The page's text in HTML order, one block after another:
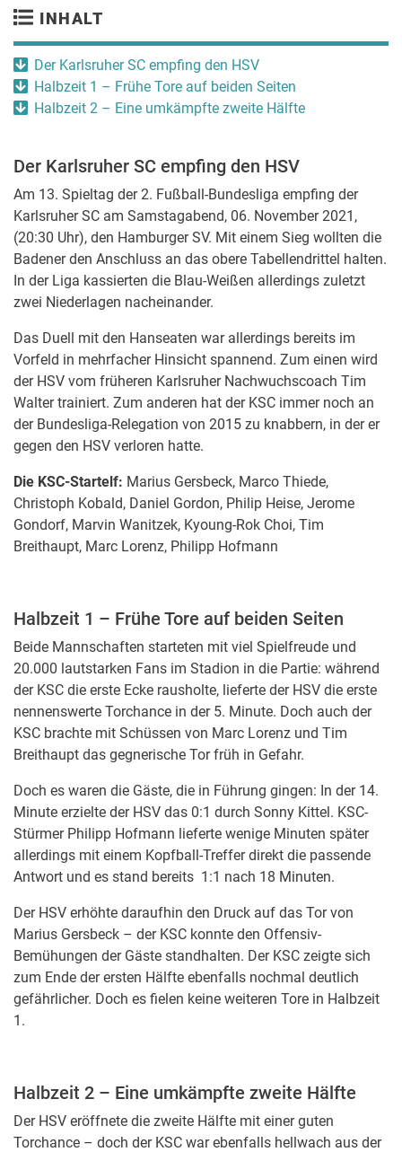
INHALT
Der Karlsruher SC empfing den HSV
Halbzeit 1 – Frühe Tore auf beiden Seiten
Halbzeit 2 – Eine umkämpfte zweite Hälfte
Der Karlsruher SC empfing den HSV
Am 13. Spieltag der 2. Fußball-Bundesliga empfing der
Karlsruher SC am Samstagabend, 06. November 2021,
(20:30 Uhr), den Hamburger SV. Mit einem Sieg wollten die
Badener den Anschluss an das obere Tabellendrittel halten.
In der Liga kassierten die Blau-Weißen allerdings zuletzt
zwei Niederlagen nacheinander.
Das Duell mit den Hanseaten war allerdings bereits im
Vorfeld in mehrfacher Hinsicht spannend. Zum einen wird
der HSV vom früheren Karlsruher Nachwuchscoach Tim
Walter trainiert. Zum anderen hat der KSC immer noch an
der Bundesliga-Relegation von 2015 zu knabbern, in der er
gegen den HSV verloren hatte.
Die KSC-Startelf: Marius Gersbeck, Marco Thiede,
Christoph Kobald, Daniel Gordon, Philip Heise, Jerome
Gondorf, Marvin Wanitzek, Kyoung-Rok Choi, Tim
Breithaupt, Marc Lorenz, Philipp Hofmann
Halbzeit 1 – Frühe Tore auf beiden Seiten
Beide Mannschaften starteten mit viel Spielfreude und
20.000 lautstarken Fans im Stadion in die Partie: während
der KSC die erste Ecke rausholte, lieferte der HSV die erste
nennenswerte Torchance in der 5. Minute. Doch auch der
KSC brachte mit Schüssen von Marc Lorenz und Tim
Breithaupt das gegnerische Tor früh in Gefahr.
Doch es waren die Gäste, die in Führung gingen: In der 14.
Minute erzielte der HSV das 0:1 durch Sonny Kittel. KSC-
Stürmer Philipp Hofmann lieferte wenige Minuten später
allerdings mit einem Kopfball-Treffer direkt die passende
Antwort und es stand bereits 1:1 nach 18 Minuten.
Der HSV erhöhte daraufhin den Druck auf das Tor von
Marius Gersbeck – der KSC konnte den Offensiv-
Bemühungen der Gäste standhalten. Der KSC zeigte sich
zum Ende der ersten Hälfte ebenfalls nochmal deutlich
gefährlicher. Doch es fielen keine weiteren Tore in Halbzeit
1.
Halbzeit 2 – Eine umkämpfte zweite Hälfte
Der HSV eröffnete die zweite Hälfte mit einer guten
Torchance – doch der KSC war ebenfalls hellwach aus der